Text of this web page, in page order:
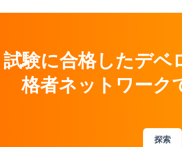
試験に合格したデベ
格者ネットワーク
探索